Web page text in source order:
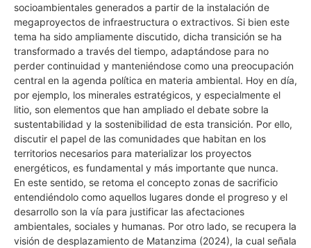
socioambientales generados a partir de la instalación de
megaproyectos de infraestructura o extractivos. Si bien este
tema ha sido ampliamente discutido, dicha transición se ha
transformado a través del tiempo, adaptándose para no
perder continuidad y manteniéndose como una preocupación
central en la agenda política en materia ambiental. Hoy en día,
por ejemplo, los minerales estratégicos, y especialmente el
litio, son elementos que han ampliado el debate sobre la
sustentabilidad y la sostenibilidad de esta transición. Por ello,
discutir el papel de las comunidades que habitan en los
territorios necesarios para materializar los proyectos
energéticos, es fundamental y más importante que nunca.
En este sentido, se retoma el concepto zonas de sacrificio
entendiéndolo como aquellos lugares donde el progreso y el
desarrollo son la vía para justificar las afectaciones
ambientales, sociales y humanas. Por otro lado, se recupera la
visión de desplazamiento de Matanzima (2024), la cual señala